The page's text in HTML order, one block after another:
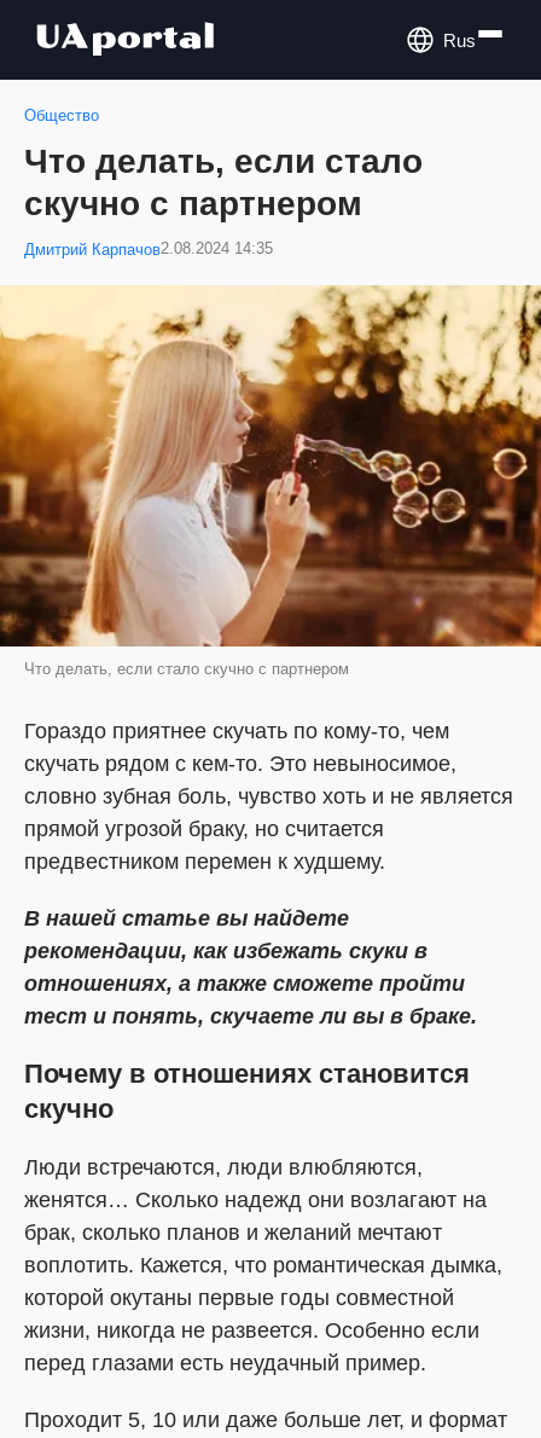
Rus
Общество
Что делать, если стало
скучно с партнером
Дмитрий Карпачов2.08.2024 14:35
Что делать, если стало скучно с партнером
Гораздо приятнее скучать по кому-то, чем
скучать рядом с кем-то. Это невыносимое,
словно зубная боль, чувство хоть и не является
прямой угрозой браку, но считается
предвестником перемен к худшему.
В нашей статье вы найдете
рекомендации, как избежать скуки в
отношениях, а также сможете пройти
тест и понять, скучаете ли вы в браке.
Почему в отношениях становится
скучно
Люди встречаются, люди влюбляются,
женятся… Сколько надежд они возлагают на
брак, сколько планов и желаний мечтают
воплотить. Кажется, что романтическая дымка,
которой окутаны первые годы совместной
жизни, никогда не развеется. Особенно если
перед глазами есть неудачный пример.
Проходит 5, 10 или даже больше лет, и формат